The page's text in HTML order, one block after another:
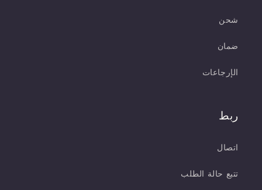
شحن
ضمان
الإرجاعات
ربط
اتصال
تتبع حالة الطلب